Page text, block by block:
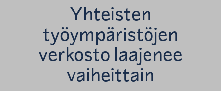
Yhteisten
työympäristöjen
verkosto laajenee
vaiheittain